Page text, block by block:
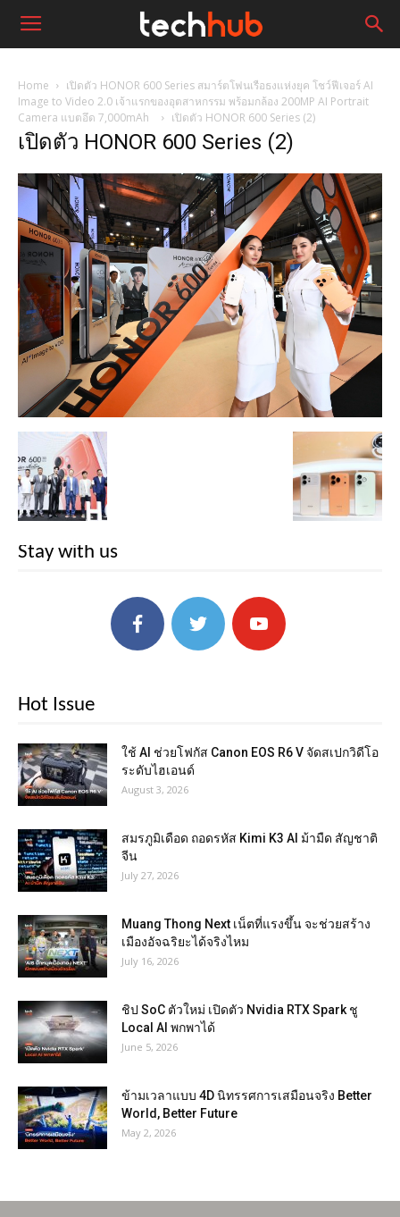
Home
เปิดตัว HONOR 600 Series สมาร์ตโฟนเรือธงแห่งยุค โชว์ฟีเจอร์ AI
Image to Video 2.0 เจ้าแรกของอุตสาหกรรม พร้อมกล้อง 200MP AI Portrait
Camera แบตอึด 7,000mAh
เปิดตัว HONOR 600 Series (2)
เปิดตัว HONOR 600 Series (2)
Stay with us
Hot Issue
ใช้ AI ช่วยโฟกัส Canon EOS R6 V จัดสเปกวิดีโอ
ระดับไฮเอนด์
August 3, 2026
สมรภูมิเดือด ถอดรหัส Kimi K3 AI ม้ามืด สัญชาติ
จีน
July 27, 2026
Muang Thong Next เน็ตที่แรงขึ้น จะช่วยสร้าง
เมืองอัจฉริยะได้จริงไหม
July 16, 2026
ชิป SoC ตัวใหม่ เปิดตัว Nvidia RTX Spark ชู
Local AI พกพาได้
June 5, 2026
ข้ามเวลาแบบ 4D นิทรรศการเสมือนจริง Better
World, Better Future
May 2, 2026